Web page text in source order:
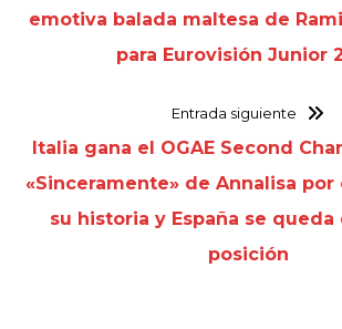
emotiva balada maltesa de
para Eurovisión Junior
Entrada siguiente
Italia gana el OGAE Second
«Sinceramente» de Annalisa por
su historia y España se queda
posición